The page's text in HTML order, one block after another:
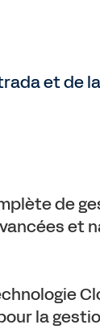
et de
de
et
la